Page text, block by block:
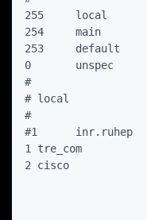
255     local
254     main
253     default
0       unspec
#
# local
#
#1      inr.ruhep
1 tre_com
2 cisco